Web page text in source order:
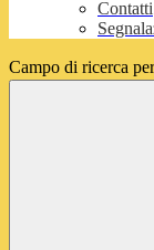
Contatti
Campo di ricerca